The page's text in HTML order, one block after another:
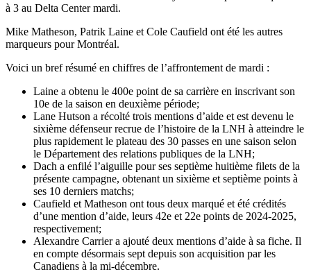
à 3 au Delta Center mardi.
Mike Matheson, Patrik Laine et Cole Caufield ont été les autres
marqueurs pour Montréal.
Voici un bref résumé en chiffres de l’affrontement de mardi :
Laine a obtenu le 400e point de sa carrière en inscrivant son
10e de la saison en deuxième période;
Lane Hutson a récolté trois mentions d’aide et est devenu le
sixième défenseur recrue de l’histoire de la LNH à atteindre le
plus rapidement le plateau des 30 passes en une saison selon
le Département des relations publiques de la LNH;
Dach a enfilé l’aiguille pour ses septième huitième filets de la
présente campagne, obtenant un sixième et septième points à
ses 10 derniers matchs;
Caufield et Matheson ont tous deux marqué et été crédités
d’une mention d’aide, leurs 42e et 22e points de 2024-2025,
respectivement;
Alexandre Carrier a ajouté deux mentions d’aide à sa fiche. Il
en compte désormais sept depuis son acquisition par les
Canadiens à la mi-décembre.